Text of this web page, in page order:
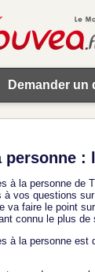
Demander un
personne :
à la personne de
à vos questions
va faire le point
connu le plus de
à la personne est